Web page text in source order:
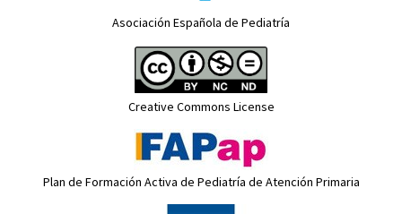
Asociación Española de Pediatría
Creative Commons License
Plan de Formación Activa de Pediatría de Atención Primaria